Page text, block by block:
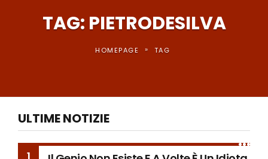
TAG: PIETRODESILVA
HOMEPAGE » TAG
ULTIME NOTIZIE